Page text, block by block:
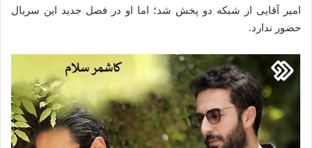
امیر آقایی از شبکه دو پخش شد؛ اما او در فصل جدید این سریال
حضور ندارد.